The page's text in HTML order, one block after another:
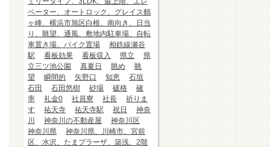
ベーター、オートロック、グレイス鶴
ヶ峰、横浜市旭区白根、南向き、日当
り、眺望、通風、敷地内駐車場、自転
車置き場、バイク置場
相鉄線瀬谷
駅
看板効果 看板収入 県立
県
立三ツ池公園
真夏日 眺め
眺
望
瞬間的 矢野口 知恵
石垣
石田
石田悠樹 砂場 破格
確
率
礼金0 社員寮 社長
祈りま
す
祐天寺 祐天寺駅 祝日
神奈
川
神奈川の不動産屋
神奈川区
神奈川県
神奈川県、川崎市、宮前
区、水沢、たまプラーザ、築浅、2階